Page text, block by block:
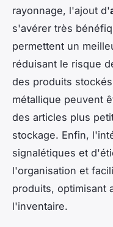
rayonnage, l'ajout d'
s'avérer très
permettent un
réduisant le risque
des produits
métallique peuvent
des articles plus
stockage. Enfin,
signalétiques et
l'organisation et
produits, optimisant
l'inventaire.